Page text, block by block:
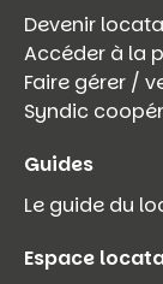
Devenir
Accéder à la
Faire gérer /
Syndic
Guides
Le guide du
Espace